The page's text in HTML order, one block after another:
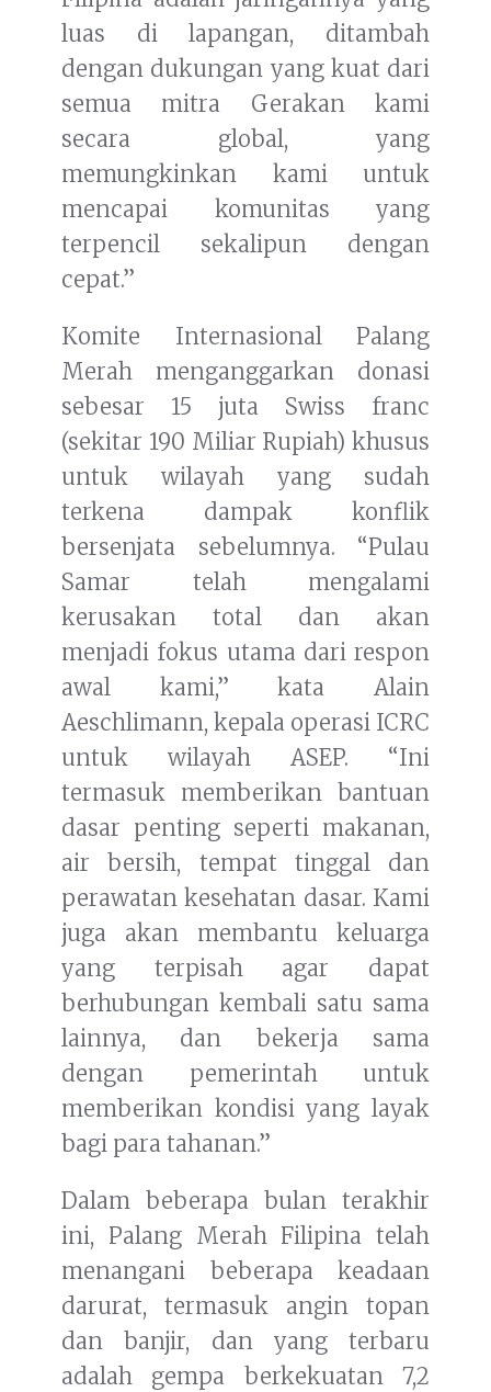
luas di lapangan, ditambah
dengan dukungan yang kuat dari
semua mitra Gerakan kami
secara global, yang
memungkinkan kami untuk
mencapai komunitas yang
terpencil sekalipun dengan
cepat.”
Komite Internasional Palang
Merah menganggarkan donasi
sebesar 15 juta Swiss franc
(sekitar 190 Miliar Rupiah) khusus
untuk wilayah yang sudah
terkena dampak konflik
bersenjata sebelumnya. “Pulau
Samar telah mengalami
kerusakan total dan akan
menjadi fokus utama dari respon
awal kami,” kata Alain
Aeschlimann, kepala operasi ICRC
untuk wilayah ASEP. “Ini
termasuk memberikan bantuan
dasar penting seperti makanan,
air bersih, tempat tinggal dan
perawatan kesehatan dasar. Kami
juga akan membantu keluarga
yang terpisah agar dapat
berhubungan kembali satu sama
lainnya, dan bekerja sama
dengan pemerintah untuk
memberikan kondisi yang layak
bagi para tahanan.”
Dalam beberapa bulan terakhir
ini, Palang Merah Filipina telah
menangani beberapa keadaan
darurat, termasuk angin topan
dan banjir, dan yang terbaru
adalah gempa berkekuatan 7,2